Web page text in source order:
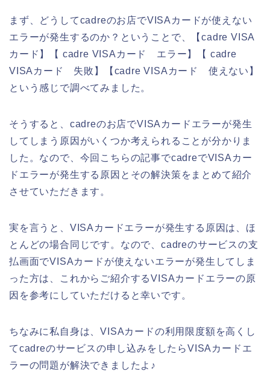
まず、どうしてcadreのお店でVISAカードが使えない
エラーが発生するのか？ということで、【cadre VISA
カード】【 cadre VISAカード エラー】【 cadre
VISAカード 失敗】【cadre VISAカード 使えない】
という感じで調べてみました。
そうすると、cadreのお店でVISAカードエラーが発生
してしまう原因がいくつか考えられることが分かりま
した。なので、今回こちらの記事でcadreでVISAカー
ドエラーが発生する原因とその解決策をまとめて紹介
させていただきます。
実を言うと、VISAカードエラーが発生する原因は、ほ
とんどの場合同じです。なので、cadreのサービスの支
払画面でVISAカードが使えないエラーが発生してしま
った方は、これからご紹介するVISAカードエラーの原
因を参考にしていただけると幸いです。
ちなみに私自身は、VISAカードの利用限度額を高くし
てcadreのサービスの申し込みをしたらVISAカードエ
ラーの問題が解決できましたよ♪